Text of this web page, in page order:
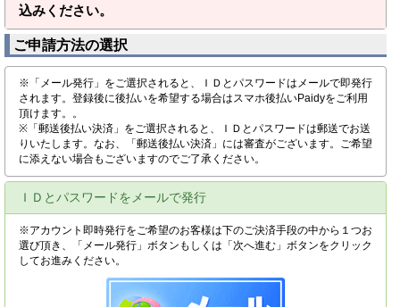
込みください。
ご申請方法の選択
※「メール発行」をご選択されると、ＩＤとパスワードはメールで即発行
されます。登録後に後払いを希望する場合はスマホ後払いPaidyをご利用
頂けます。。
※「郵送後払い決済」をご選択されると、ＩＤとパスワードは郵送でお送
りいたします。なお、「郵送後払い決済」には審査がございます。ご希望
に添えない場合もございますのでご了承ください。
ＩＤとパスワードをメールで発行
※アカウント即時発行をご希望のお客様は下のご決済手段の中から１つお
選び頂き、「メール発行」ボタンもしくは「次へ進む」ボタンをクリック
してお進みください。